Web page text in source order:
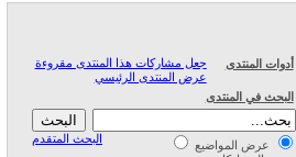
أدوات المنتدى
جعل مشاركات هذا المنتدى مقروءة
عرض المنتدى الرئيسي
البحث في المنتدى
عرض المواضيع
البحث المتقدم